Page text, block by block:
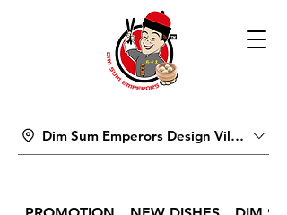
Dim Sum Emperors Design Village